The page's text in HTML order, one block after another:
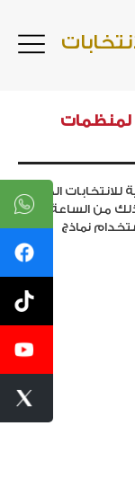
لمنظمات
الكائن
وذلك من الساعة
نماذج